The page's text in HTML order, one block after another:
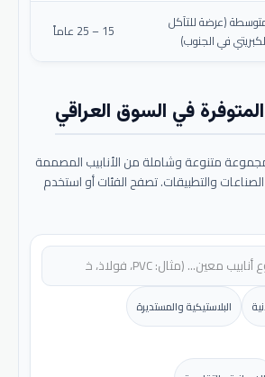
(عرضة للتآكل
في الجنوب)
15 – 25 عاماً
المتوفرة في السوق العراقي
متنوعة وشاملة من الأنابيب المصممة
والتطبيقات. تصفح الفئات أو استخدم
البلاستيكية والمستديرة